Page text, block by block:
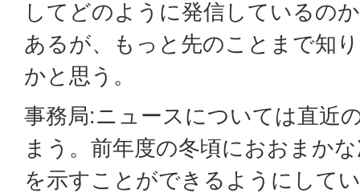
してどのように発信しているの
あるが、もっと先のことまで知
かと思う。
事務局:ニュースについては直近
まう。前年度の冬頃におおまか
を示すことができるようにして